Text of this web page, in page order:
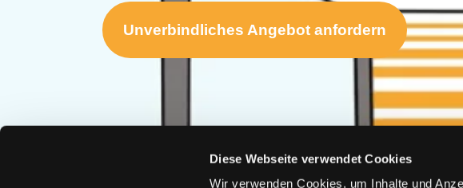
Diese Webseite verwendet Cookies
Wir verwenden Cookies, um Inhalte und
Unverbindliches Angebot anfordern